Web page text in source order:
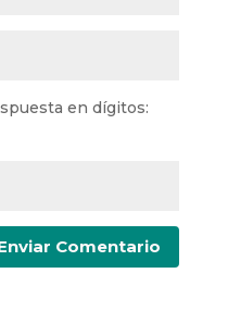
en dígitos: